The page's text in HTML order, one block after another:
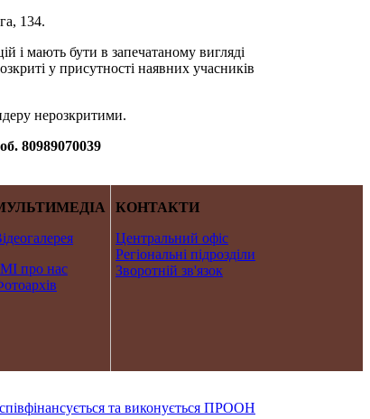
134.
і мають бути в запечатаному вигляді
у присутності наявних учасників
нерозкритими.
80989070039
про нас
КОНТАКТИ
Центральний офіс
Регіональні підрозділи
Зворотній зв'язок